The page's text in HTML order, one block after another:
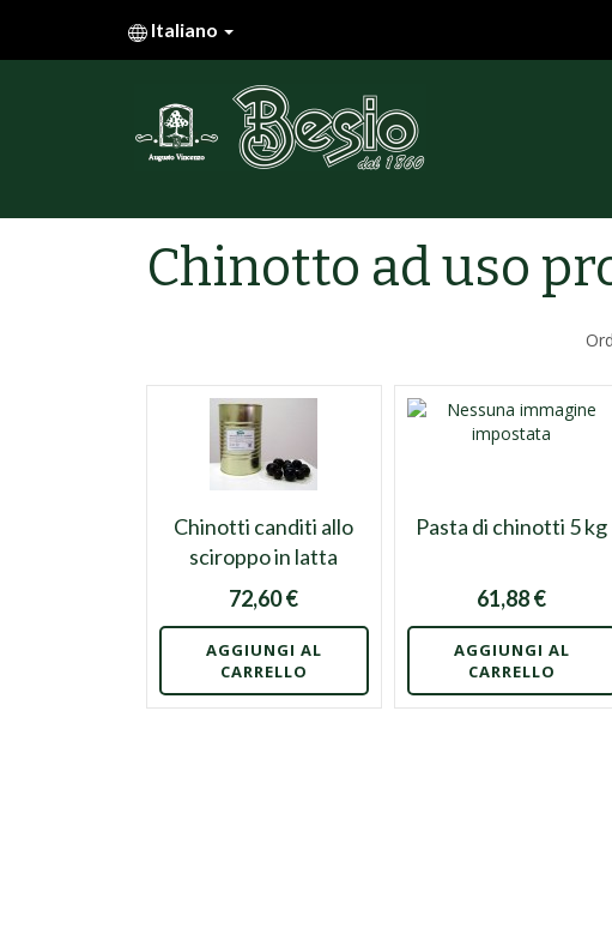
Italiano
Chinotto ad uso
Chinotti canditi allo
sciroppo in latta
72,60 €
AGGIUNGI AL
CARRELLO
Pasta di chinotti 5 kg
61,88 €
AGGIUNGI AL
CARRELLO